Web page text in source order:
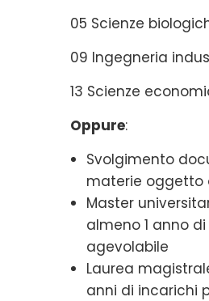
05 Scienze
09 Ingegneria
13 Scienze
Oppure:
Svolgimento
materie oggetto
Master
almeno 1 anno
agevolabile
Laurea
anni di incarichi